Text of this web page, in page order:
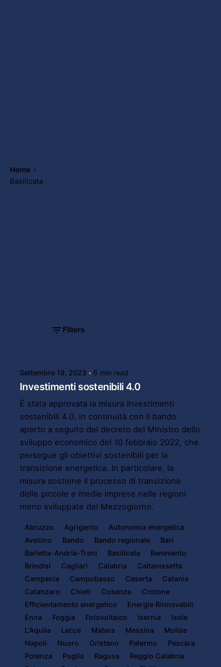
Home
Basilicata
Filters
Posted by
Settembre 19, 2023 6 min read
Investimenti sostenibili 4.0
È stata approvata la misura Investimenti
sostenibili 4.0, in continuità con il bando
aperto a seguito del decreto del Ministro dello
sviluppo economico del 10 febbraio 2022, che
persegue gli obiettivi sostenibili per la
transizione energetica. In particolare, la
misura sostiene il processo di transizione
delle piccole e medie imprese nelle regioni
meno sviluppate del Mezzogiorno.
Abruzzo Agrigento
Autonomia energetica
Avellino
Bando Bando regionale
Bari
Barletta-Andria-Trani
Basilicata
Benevento
Brindisi
Cagliari Calabria
Caltanissetta
Campania
Campobasso Caserta
Catania
Catanzaro
Chieti Cosenza
Crotone
Efficientamento energetico
Energie Rinnovabili
Enna
Foggia Fotovoltaico Isernia
Isole
L'Aquila
Lecce Matera Messina
Molise
Napoli
Nuoro Oristano Palermo
Pescara
Potenza
Puglia Ragusa
Reggio Calabria